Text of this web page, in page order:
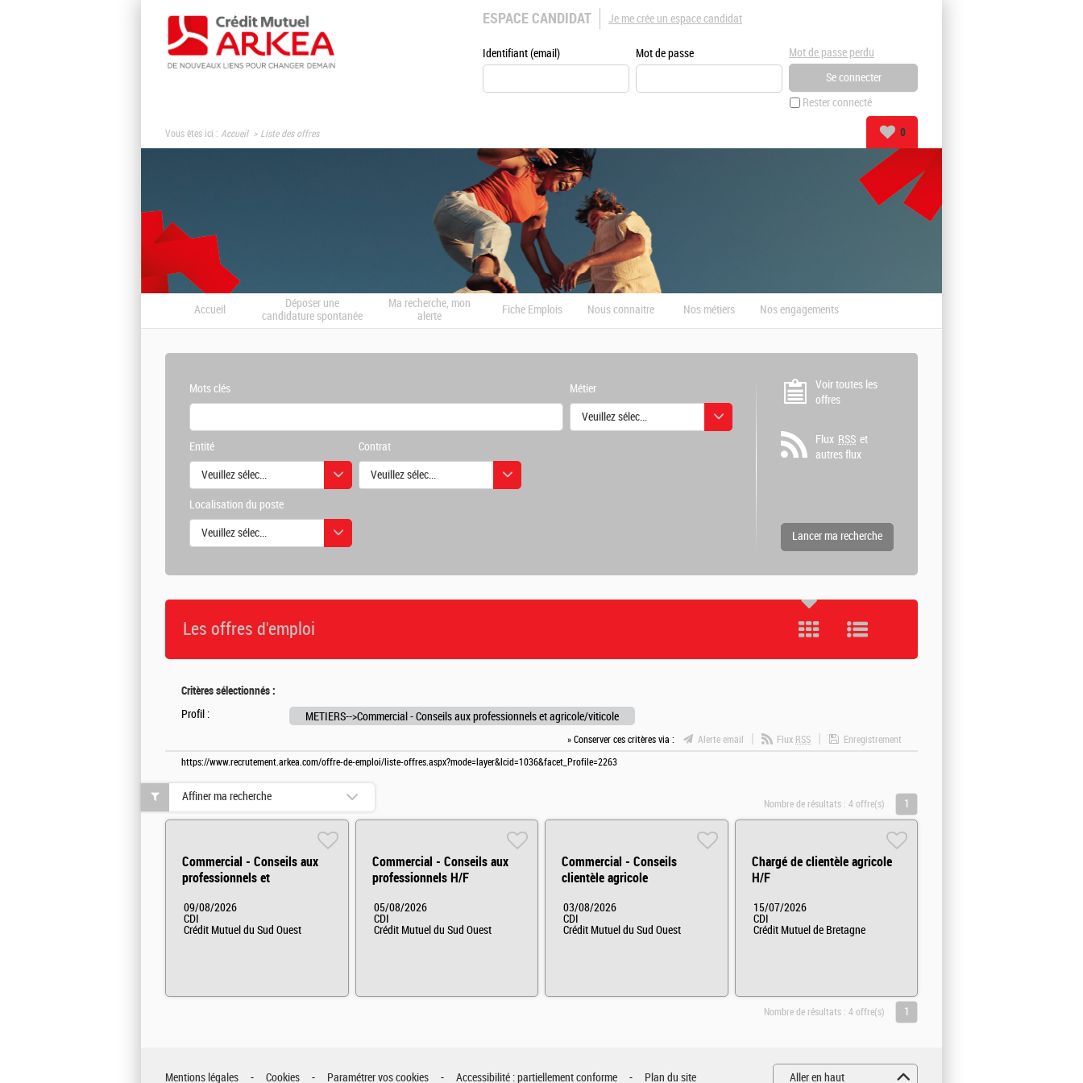
ESPACE CANDIDAT
Identifiant (email) Mot de passe
Rester connecté
Mot de passe perdu
Je me crée un espace candidat
Vous êtes ici : Accueil Liste des offres 0
Accueil
Déposer une
candidature spontanée
Ma recherche, mon
alerte
Fiche Emplois Nous connaitre Nos métiers Nos engagements
Mots clés Métier
Veuillez sélectionner une ou des valeurs
Entité
Veuillez sélectionner une ou des valeurs
Contrat
Veuillez sélectionner une ou des valeurs
Localisation du poste
Veuillez sélectionner une ou des valeurs
Voir toutes les
offres
Flux RSS et
autres flux
Les offres d'emploi
Critères sélectionnés :
Profil : METIERS-->Commercial - Conseils aux professionnels et agricole/viticole
» Conserver ces critères via : Alerte email Flux RSS
Enregistrement
https://www.recrutement.arkea.com/offre-de-emploi/liste-offres.aspx?mode=layer&lcid=1036&facet_Profile=2263
Nombre de résultats : 4 offre(s) 1
Commercial - Conseils aux
professionnels et
09/08/2026
CDI
Crédit Mutuel du Sud Ouest
Commercial - Conseils aux
professionnels H/F
05/08/2026
CDI
Crédit Mutuel du Sud Ouest
Commercial - Conseils
clientèle agricole
03/08/2026
CDI
Crédit Mutuel du Sud Ouest
Chargé de clientèle agricole
H/F
15/07/2026
CDI
Crédit Mutuel de Bretagne
Affiner ma recherche
Nombre de résultats : 4 offre(s) 1
Mentions légales Cookies Paramétrer vos cookies Accessibilité : partiellement conforme Plan du site Aller en haut